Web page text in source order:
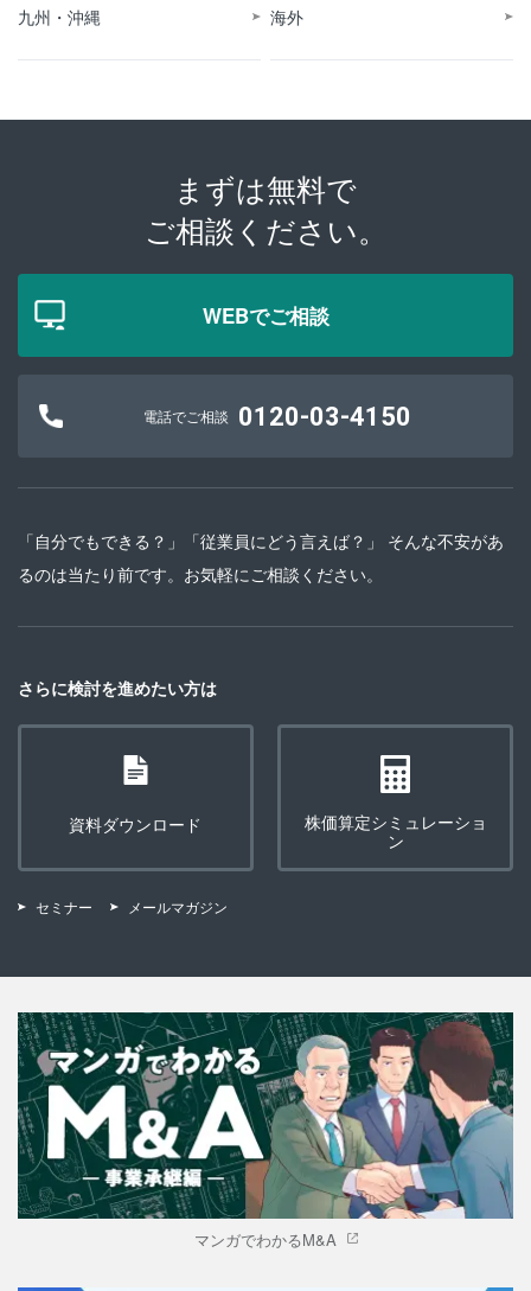
九州・沖縄 海外
まずは無料で
ご相談ください。
WEBでご相談
電話でご相談 0120-03-4150
「自分でもできる？」「従業員にどう言えば？」 そんな不安があ
るのは当たり前です。お気軽にご相談ください。
さらに検討を進めたい方は
資料ダウンロード
株価算定シミュレーショ
ン
セミナー メールマガジン
マンガでわかるM&A